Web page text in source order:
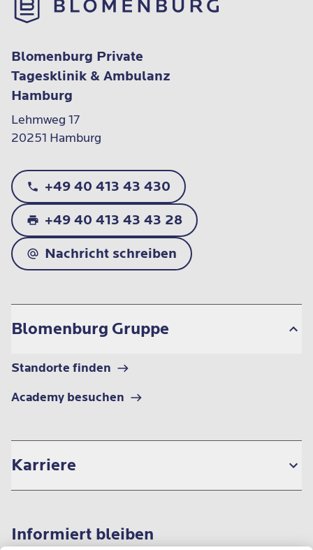
Blomenburg Private
Tagesklinik & Ambulanz
Hamburg
Lehmweg 17
20251 Hamburg
+49 40 413 43 430
+49 40 413 43 43 28
Nachricht schreiben
Blomenburg Gruppe
Standorte finden
Academy besuchen
Karriere
Informiert bleiben